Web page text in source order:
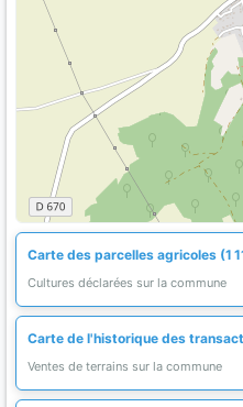
Carte des parcelles agricoles (1
Cultures déclarées sur la commune
Carte de l'historique des
Ventes de terrains sur la commune